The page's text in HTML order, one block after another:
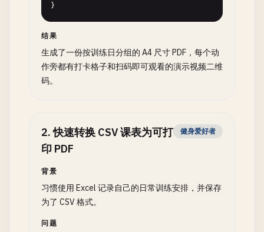
}
结果
生成了一份按训练日分组的 A4 尺寸 PDF，每个动
作旁都有打卡格子和扫码即可观看的演示视频二维
码。
2.快速转换 CSV 课表为可打
印 PDF
健身爱好者
背景
习惯使用 Excel 记录自己的日常训练安排，并保存
为了 CSV 格式。
问题